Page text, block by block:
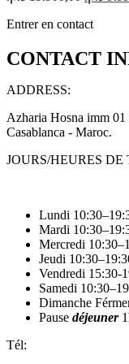
prix
initial
était :
Entrer en contact
CONTACT
ADDRESS:
Azharia Hosna imm
Casablanca - Maroc.
JOURS/HEURES DE
Lundi
Mardi
Mercredi
Jeudi
Vendredi 15:30-
Samedi
Dimanche
Pause déjeuner
Tél: